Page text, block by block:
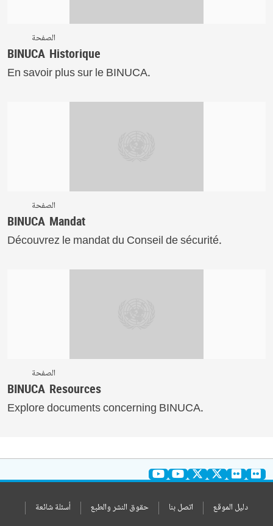
الصفحة
BINUCA Historique
En savoir plus sur le BINUCA.
الصفحة
BINUCA Mandat
Découvrez le mandat du Conseil de sécurité.
الصفحة
BINUCA Resources
Explore documents concerning BINUCA.
دليل الموقع اتصل بنا حقوق النشر والطبع أسئلة شائعة